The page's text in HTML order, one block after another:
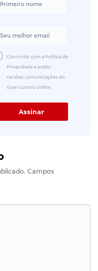
Concordo com a Política de
Privacidade e aceito
receber comunicações do
Gran Cursos Online.
Campos